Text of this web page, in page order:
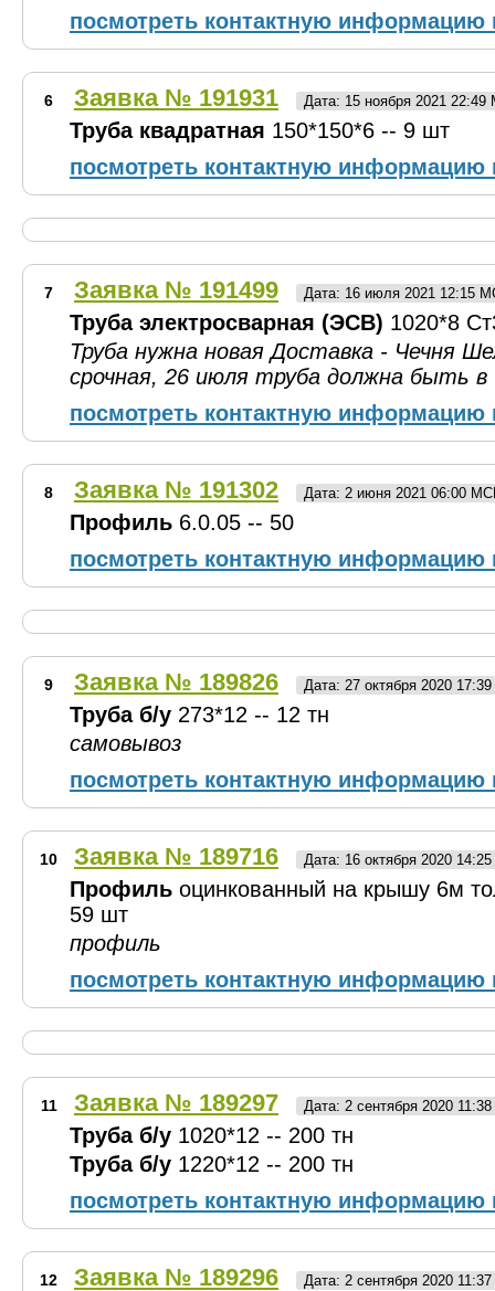
посмотреть контактную информацию
6 Заявка № 191931 Дата: 15 ноября 2021
Труба квадратная 150*150*6 -- 9 шт
посмотреть контактную информацию
7 Заявка № 191499 Дата: 16 июля 2021 12:15
Труба электросварная (ЭСВ) 1020*8
Труба нужна новая Доставка - Чечня
срочная, 26 июля труба должна быть в
посмотреть контактную информацию
8 Заявка № 191302 Дата: 2 июня 2021 06:00
Профиль 6.0.05 -- 50
посмотреть контактную информацию
9 Заявка № 189826 Дата: 27 октября 2020
Труба б/у 273*12 -- 12 тн
самовывоз
посмотреть контактную информацию
10 Заявка № 189716 Дата: 16 октября 2020
Профиль оцинкованный на крышу 6м
59 шт
профиль
посмотреть контактную информацию
11 Заявка № 189297 Дата: 2 сентября 2020
Труба б/у 1020*12 -- 200 тн
Труба б/у 1220*12 -- 200 тн
посмотреть контактную информацию
12 Заявка № 189296 Дата: 2 сентября 2020